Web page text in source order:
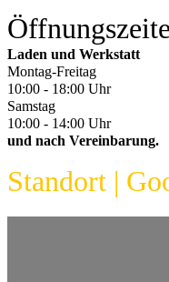
Laden und Werkstatt
Montag-Freitag
10:00 - 18:00 Uhr
Samstag
10:00 - 14:00 Uhr
und nach Vereinbarung.
Standort |